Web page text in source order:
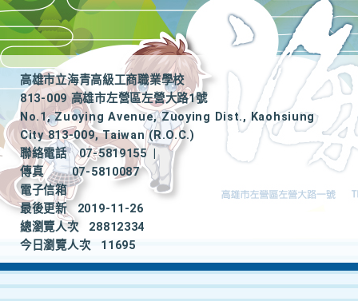
高雄市立海青高級工商職業學校
813-009 高雄市左營區左營大路1號
No.1, Zuoying Avenue, Zuoying Dist., Kaohsiung
City 813-009, Taiwan (R.O.C.)
聯絡電話
07-5819155
|
傳真
07-5810087
電子信箱
最後更新
2019-11-26
總瀏覽人次
28812334
今日瀏覽人次
11695